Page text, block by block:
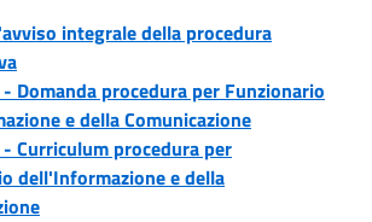
integrale della procedura
Domanda procedura per Funzionario
e della Comunicazione
Curriculum procedura per
dell'Informazione e della